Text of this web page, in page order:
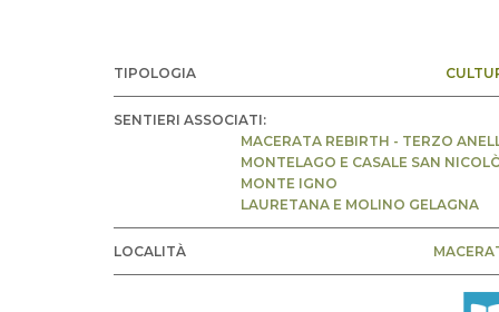
TIPOLOGIA
SENTIERI ASSOCIATI:
MACERATA REBIRTH - TERZO
MONTELAGO E CASALE SAN
MONTE IGNO
LAURETANA E MOLINO GELAGNA
LOCALITÀ